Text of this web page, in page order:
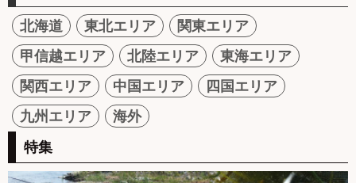
北海道 東北エリア
関東エリア
甲信越エリア
北陸エリア
東海エリア
関西エリア
中国エリア
四国エリア
九州エリア
海外
特集